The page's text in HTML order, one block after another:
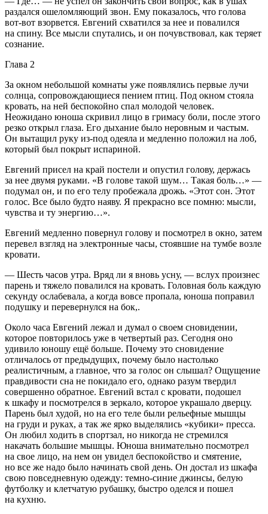
раздался ошеломляющий звон. Ему показалось, что голова
вот-вот взорвется. Евгений схватился за нее и повалился
на спину. Все мысли спутались, и он почувствовал, как теряет
сознание.
Глава 2
За окном небольшой комнаты уже появлялись первые лучи
солнца, сопровождающиеся пением птиц. Под окном стояла
кровать, на ней беспокойно спал молодой человек.
Неожидано юноша скривил лицо в гримасу боли, после этого
резко открыл глаза. Его дыхание было неровным и частым.
Он вытащил руку из-под одеяла и медленно положил на лоб,
который был покрыт испариной.
Евгений присел на край постели и опустил голову, держась
за нее двумя руками. «В голове такой шум… Такая боль…» —
подумал он, и по его телу пробежала дрожь. «Этот сон. Этот
голос. Все было будто наяву. Я прекрасно все помню: мысли,
чувства и ту энергию…».
Евгений медленно повернул голову и посмотрел в окно, затем
перевел взгляд на электронные часы, стоявшие на тумбе возле
кровати.
— Шесть часов утра. Вряд ли я вновь усну, — вслух произнес
парень и тяжело повалился на кровать. Головная боль каждую
секунду ослабевала, а когда вовсе пропала, юноша поправил
подушку и перевернулся на бок,.
Около часа Евгений лежал и думал о своем сновидении,
которое повторилось уже в четвертый раз. Сегодня оно
удивило юношу ещё больше. Почему это сновидение
отличалось от предыдущих, почему было настолько
реалистичным, а главное, что за голос он слышал? Ощущение
правдивости сна не покидало его, однако разум твердил
совершенно обратное. Евгений встал с кровати, подошел
к шкафу и посмотрелся в зеркало, которое украшало дверцу.
Парень был худой, но на его теле были рельефные мышцы
на груди и руках, а так же ярко выделялись «кубики» пресса.
Он любил ходить в спортзал, но никогда не стремился
накачать большие мышцы. Юноша внимательно посмотрел
на свое лицо, на нем он увидел беспокойство и смятение,
но все же надо было начинать свой день. Он достал из шкафа
свою повседневную одежду: темно-синие джинсы, белую
футболку и клетчатую рубашку, быстро оделся и пошел
на кухню.